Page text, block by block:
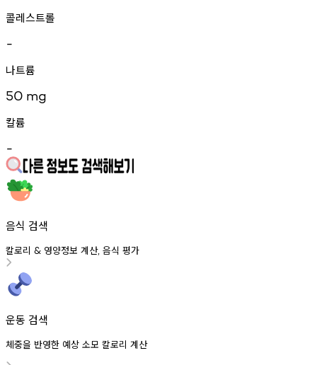
콜레스트롤
-
나트륨
50 mg
칼륨
-
음식 검색
칼로리 & 영양정보 계산, 음식 평가
운동 검색
체중을 반영한 예상 소모 칼로리 계산